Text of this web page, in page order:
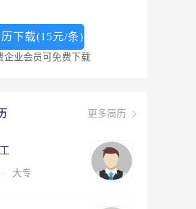
下载(15元/条)
企业会员可免费下载
更多简历
· 大专